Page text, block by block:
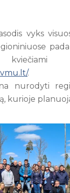
vyks
.
nurodyti
kurioje